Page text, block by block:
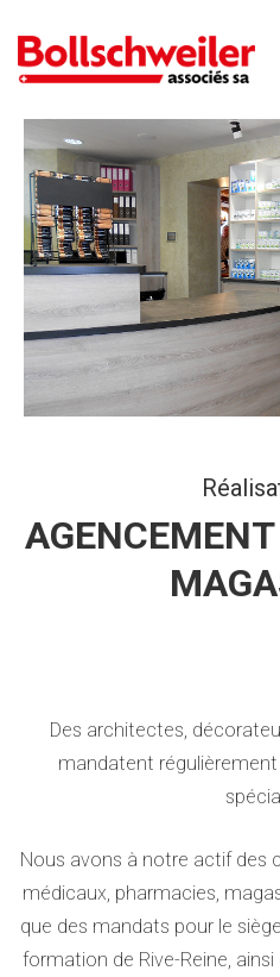
Des architectes,
mandatent
Nous avons à notre actif des
médicaux, pharmacies,
que des mandats pour le
formation de Rive-Reine,